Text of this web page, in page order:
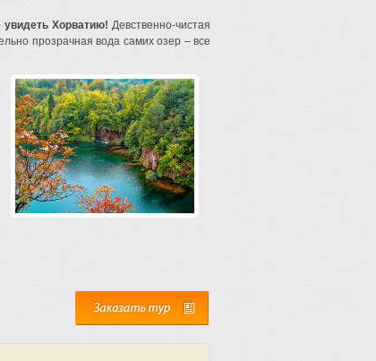
увидеть Хорватию! Девственно-чистая
прозрачная вода самих озер – все